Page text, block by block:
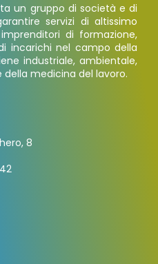
un gruppo di società e di
servizi di altissimo
di formazione,
incarichi nel campo della
industriale, ambientale,
della medicina del lavoro.
8